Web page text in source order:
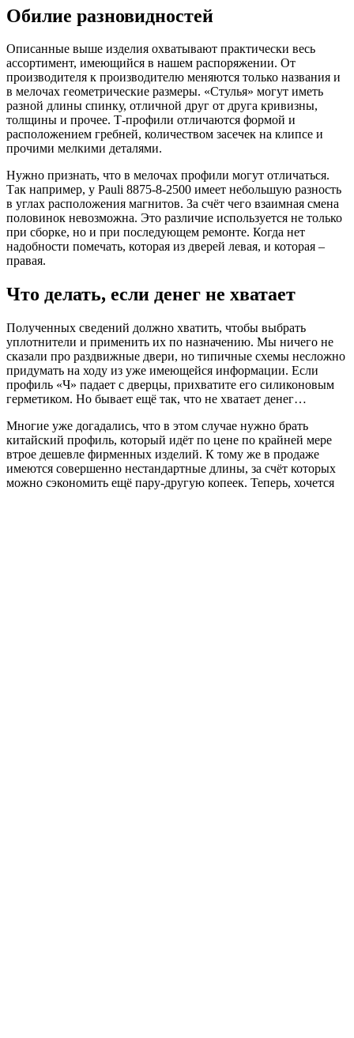
Обилие разновидностей
Описанные выше изделия охватывают практически весь
ассортимент, имеющийся в нашем распоряжении. От
производителя к производителю меняются только названия и
в мелочах геометрические размеры. «Стулья» могут иметь
разной длины спинку, отличной друг от друга кривизны,
толщины и прочее. Т-профили отличаются формой и
расположением гребней, количеством засечек на клипсе и
прочими мелкими деталями.
Нужно признать, что в мелочах профили могут отличаться.
Так например, у Pauli 8875-8-2500 имеет небольшую разность
в углах расположения магнитов. За счёт чего взаимная смена
половинок невозможна. Это различие используется не только
при сборке, но и при последующем ремонте. Когда нет
надобности помечать, которая из дверей левая, и которая –
правая.
Что делать, если денег не хватает
Полученных сведений должно хватить, чтобы выбрать
уплотнители и применить их по назначению. Мы ничего не
сказали про раздвижные двери, но типичные схемы несложно
придумать на ходу из уже имеющейся информации. Если
профиль «Ч» падает с дверцы, прихватите его силиконовым
герметиком. Но бывает ещё так, что не хватает денег…
Многие уже догадались, что в этом случае нужно брать
китайский профиль, который идёт по цене по крайней мере
втрое дешевле фирменных изделий. К тому же в продаже
имеются совершенно нестандартные длины, за счёт которых
можно сэкономить ещё пару-другую копеек. Теперь, хочется